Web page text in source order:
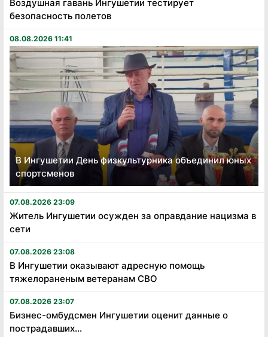
Воздушная гавань Ингушетии тестирует
безопасность полетов
08.08.2026 11:41
В Ингушетии День физкультурника объединил юных
спортсменов
07.08.2026 23:09
Житель Ингушетии осужден за оправдание нацизма в
сети
07.08.2026 23:08
В Ингушетии оказывают адресную помощь
тяжелораненым ветеранам СВО
07.08.2026 23:07
Бизнес-омбудсмен Ингушетии оценит данные о
пострадавших...